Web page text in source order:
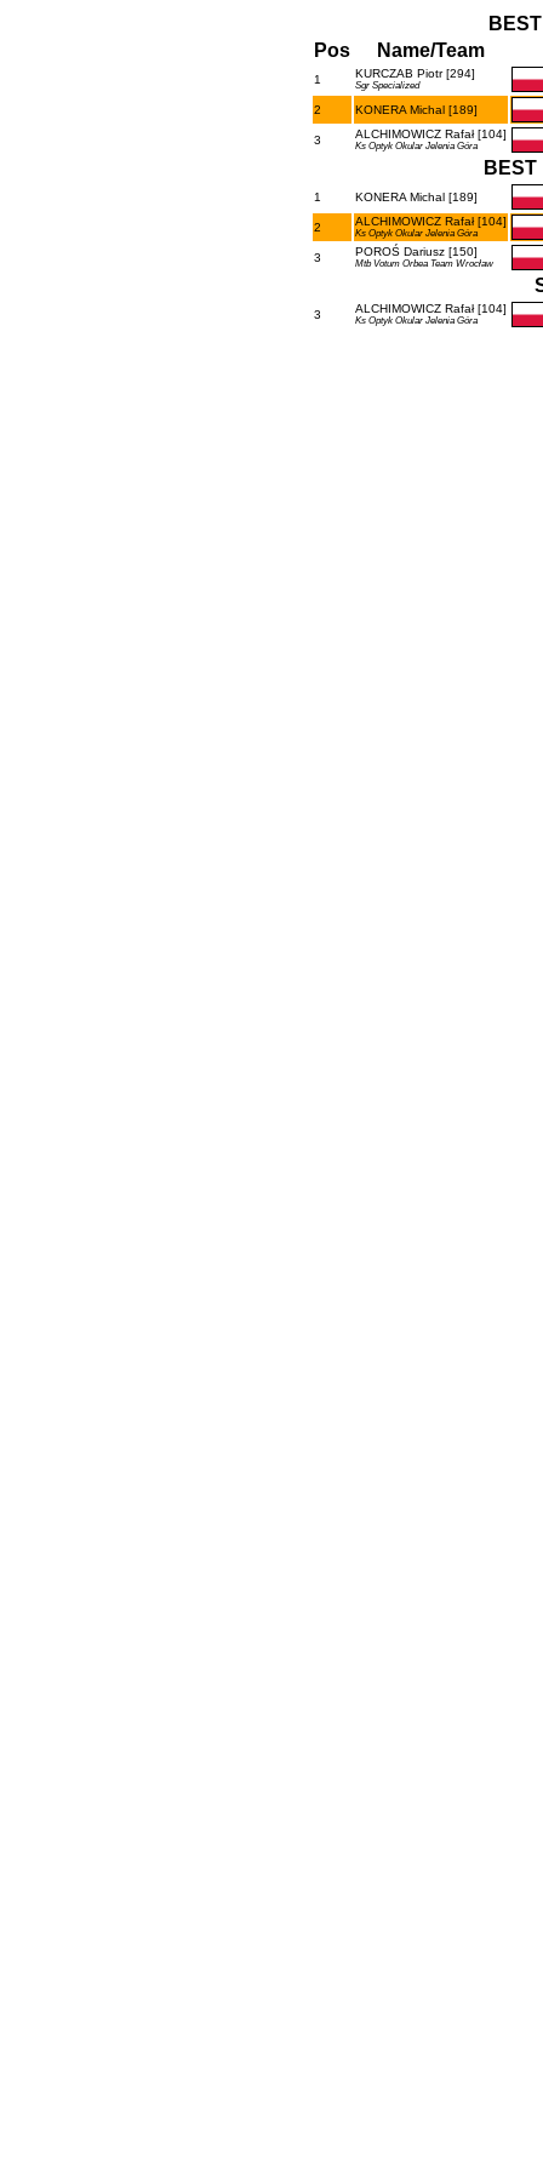
Pos
Name/Team
1 KURCZAB Piotr [294]
Sgr Specialized
2 KONERA Michal [189]
3 ALCHIMOWICZ Rafał [104]
Ks Optyk Okular Jelenia Góra
BEST
1 KONERA Michal [189]
2 ALCHIMOWICZ Rafał [104]
Ks Optyk Okular Jelenia Góra
3 POROŚ Dariusz [150]
Mtb Votum Orbea Team Wrocław
3 ALCHIMOWICZ Rafał [104]
Ks Optyk Okular Jelenia Góra